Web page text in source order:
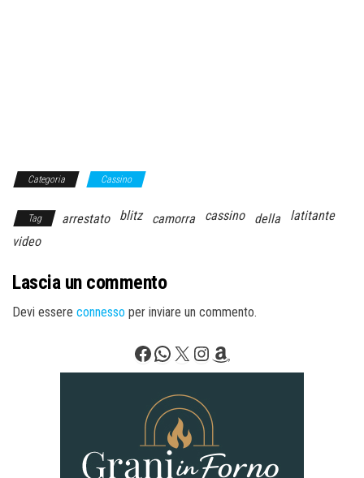
Categoria Cassino
Tag arrestato blitz camorra cassino della
latitante
video
Lascia un commento
Devi essere connesso per inviare un commento.
Facebook
WhatsApp
X Instagram
Amazon